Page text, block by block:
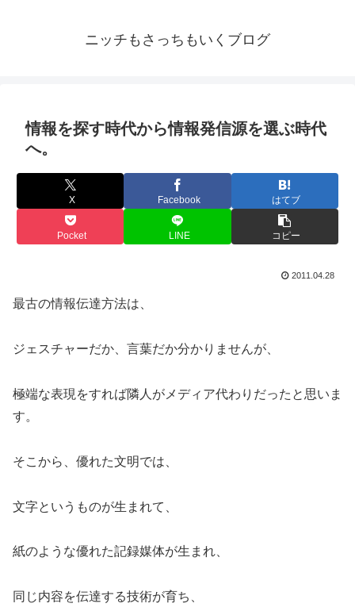
ニッチもさっちもいくブログ
情報を探す時代から情報発信源を選ぶ時代
へ。
X Facebook はてブ
Pocket LINE コピー
2011.04.28
最古の情報伝達方法は、
ジェスチャーだか、言葉だか分かりませんが、
極端な表現をすれば隣人がメディア代わりだったと思いま
す。
そこから、優れた文明では、
文字というものが生まれて、
紙のような優れた記録媒体が生まれ、
同じ内容を伝達する技術が育ち、